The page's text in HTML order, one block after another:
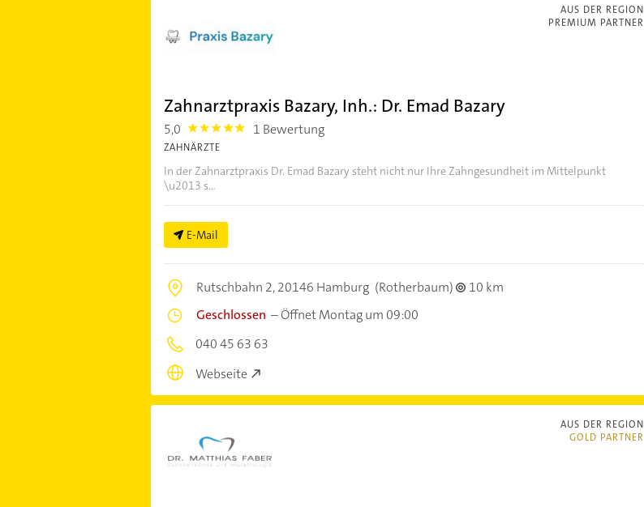
AUS DER REGION
PREMIUM PARTNER
Zahnarztpraxis Bazary, Inh.: Dr. Emad Bazary
5,0 5.0 1 Bewertung
ZAHNÄRZTE
In der Zahnarztpraxis Dr. Emad Bazary steht nicht nur Ihre Zahngesundheit im Mittelpunkt
\u2013 s...
E-Mail
Rutschbahn 2,20146 Hamburg (Rotherbaum)
10 km
Geschlossen –Öffnet Montag um 09:00
040 45 63 63
Webseite
AUS DER REGION
GOLD PARTNER